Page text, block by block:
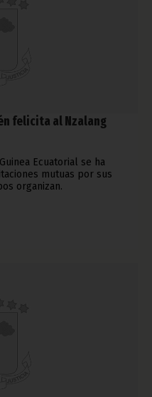
felicita al Nzalang
Ecuatorial se ha
mutuas por sus
organizan.